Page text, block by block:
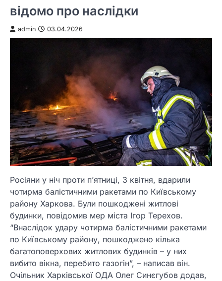
відомо про наслідки
admin 03.04.2026
Росіяни у ніч проти п’ятниці, 3 квітня, вдарили
чотирма балістичними ракетами по Київському
району Харкова. Були пошкоджені житлові
будинки, повідомив мер міста Ігор Терехов.
“Внаслідок удару чотирма балістичними ракетами
по Київському району, пошкоджено кілька
багатоповерхових житлових будинків – у них
вибито вікна, перебито газогін”, – написав він.
Очільник Харківської ОДА Олег Синєгубов додав,